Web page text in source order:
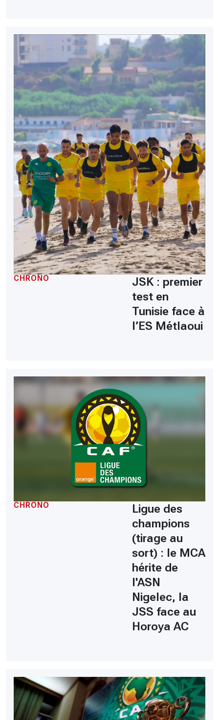
CHRONO
JSK : premier
test en
Tunisie face à
l’ES Métlaoui
CHRONO
Ligue des
champions
(tirage au
sort) : le MCA
hérite de
l'ASN
Nigelec, la
JSS face au
Horoya AC